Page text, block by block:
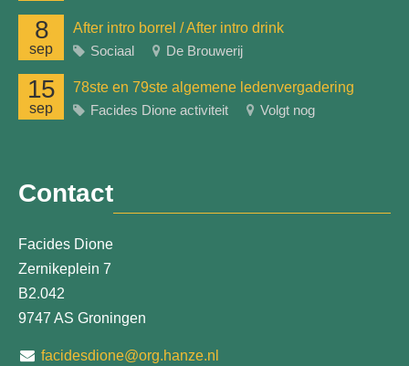
8
sep
After intro borrel / After intro drink
Sociaal
De Brouwerij
15
sep
78ste en 79ste algemene ledenvergadering
Facides Dione activiteit
Volgt nog
Contact
Facides Dione
Zernikeplein 7
B2.042
9747 AS Groningen
facidesdione@org.hanze.nl